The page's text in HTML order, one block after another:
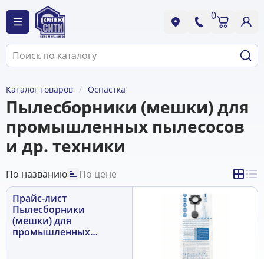
0
Каталог товаров Оснастка
Пылесборники (мешки) для
промышленных пылесосов
и др. техники
По названию
По цене
Прайс-лист
Пылесборники
(мешки) для
промышленных